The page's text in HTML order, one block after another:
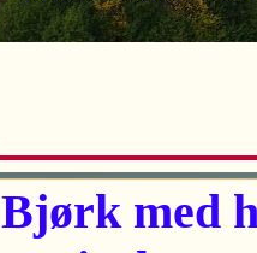
Bjørk med